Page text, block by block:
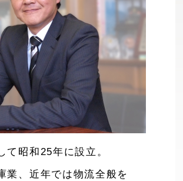
昭和25年に設立。
業、近年では物流全般を